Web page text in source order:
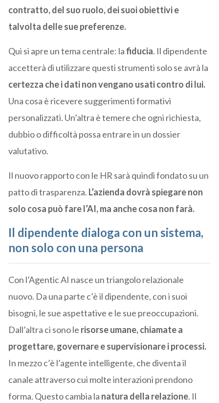
contratto, del suo ruolo, dei suoi obiettivi e
talvolta delle sue preferenze.
Qui si apre un tema centrale: lafiducia. Il dipendente
accetterà di utilizzare questi strumenti solo se avrà la
certezza che i dati non vengano usati contro di lui.
Una cosa è ricevere suggerimenti formativi
personalizzati. Un’altra è temere che ogni richiesta,
dubbio o difficoltà possa entrare in un dossier
valutativo.
Il nuovo rapporto con le HR sarà quindi fondato su un
patto di trasparenza. L’azienda dovrà spiegare non
solo cosa può fare l’AI, ma anche cosa non farà.
Il dipendente dialoga con un sistema,
non solo con una persona
Con l’Agentic AI nasce un triangolo relazionale
nuovo. Da una parte c’è il dipendente, con i suoi
bisogni, le sue aspettative e le sue preoccupazioni.
Dall’altra ci sono le risorse umane, chiamate a
progettare, governare e supervisionare i processi.
In mezzo c’è l’agente intelligente, che diventa il
canale attraverso cui molte interazioni prendono
forma. Questo cambia la natura della relazione. Il